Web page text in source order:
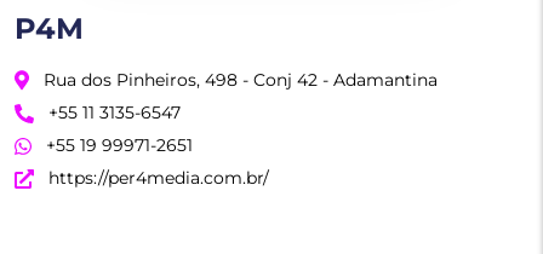
P4M
Rua dos Pinheiros, 498 - Conj 42 - Adamantina
+55 11 3135-6547
+55 19 99971-2651
https://per4media.com.br/